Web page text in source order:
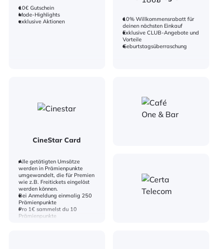
10€ Gutschein
Mode-Highlights
exklusive Aktionen
10% Willkommensrabatt für
deinen nächsten Einkauf​
Exklusive CLUB-Angebote und
Vorteile​
Geburtstagsüberraschung​
CineStar Card
Alle getätigten Umsätze
werden in Prämienpunkte
umgewandelt, die für Premien
wie z.B. Freitickets eingelöst
werden können.
Bei Anmeldung einmalig 250
Prämienpunkte
Pro 1€ sammelst du 10
Prämienpunkte